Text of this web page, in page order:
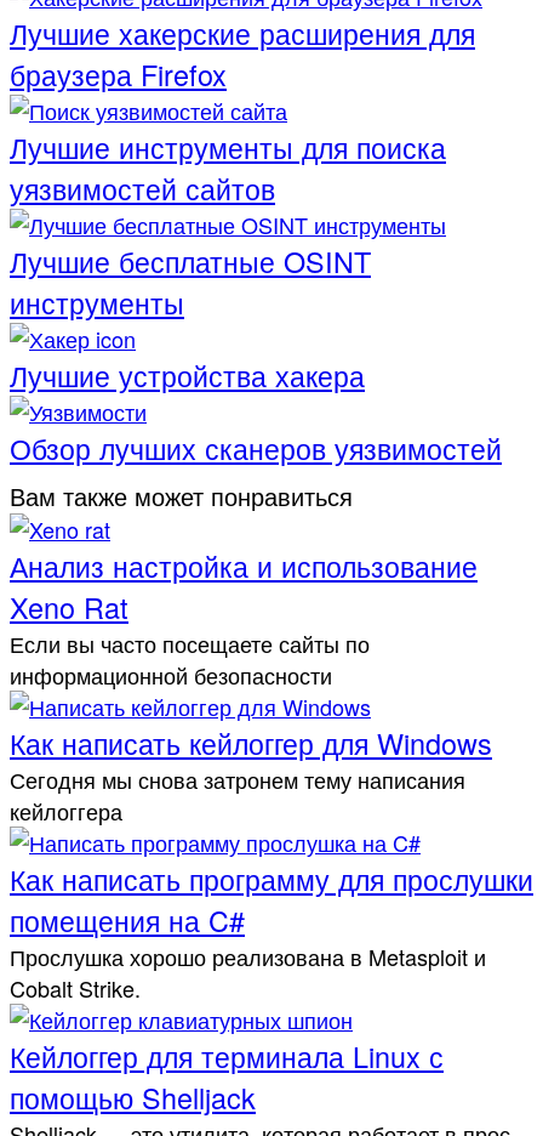
Лучшие хакерские расширения для
браузера Firefox
Лучшие инструменты для поиска
уязвимостей сайтов
Лучшие бесплатные OSINT
инструменты
Лучшие устройства хакера
Обзор лучших сканеров уязвимостей
Вам также может понравиться
Анализ настройка и использование
Xeno Rat
Если вы часто посещаете сайты по
информационной безопасности
Как написать кейлоггер для Windows
Сегодня мы снова затронем тему написания
кейлоггера
Как написать программу для прослушки
помещения на C#
Прослушка хорошо реализована в Metasploit и
Cobalt Strike.
Кейлоггер для терминала Linux с
помощью Shelljack